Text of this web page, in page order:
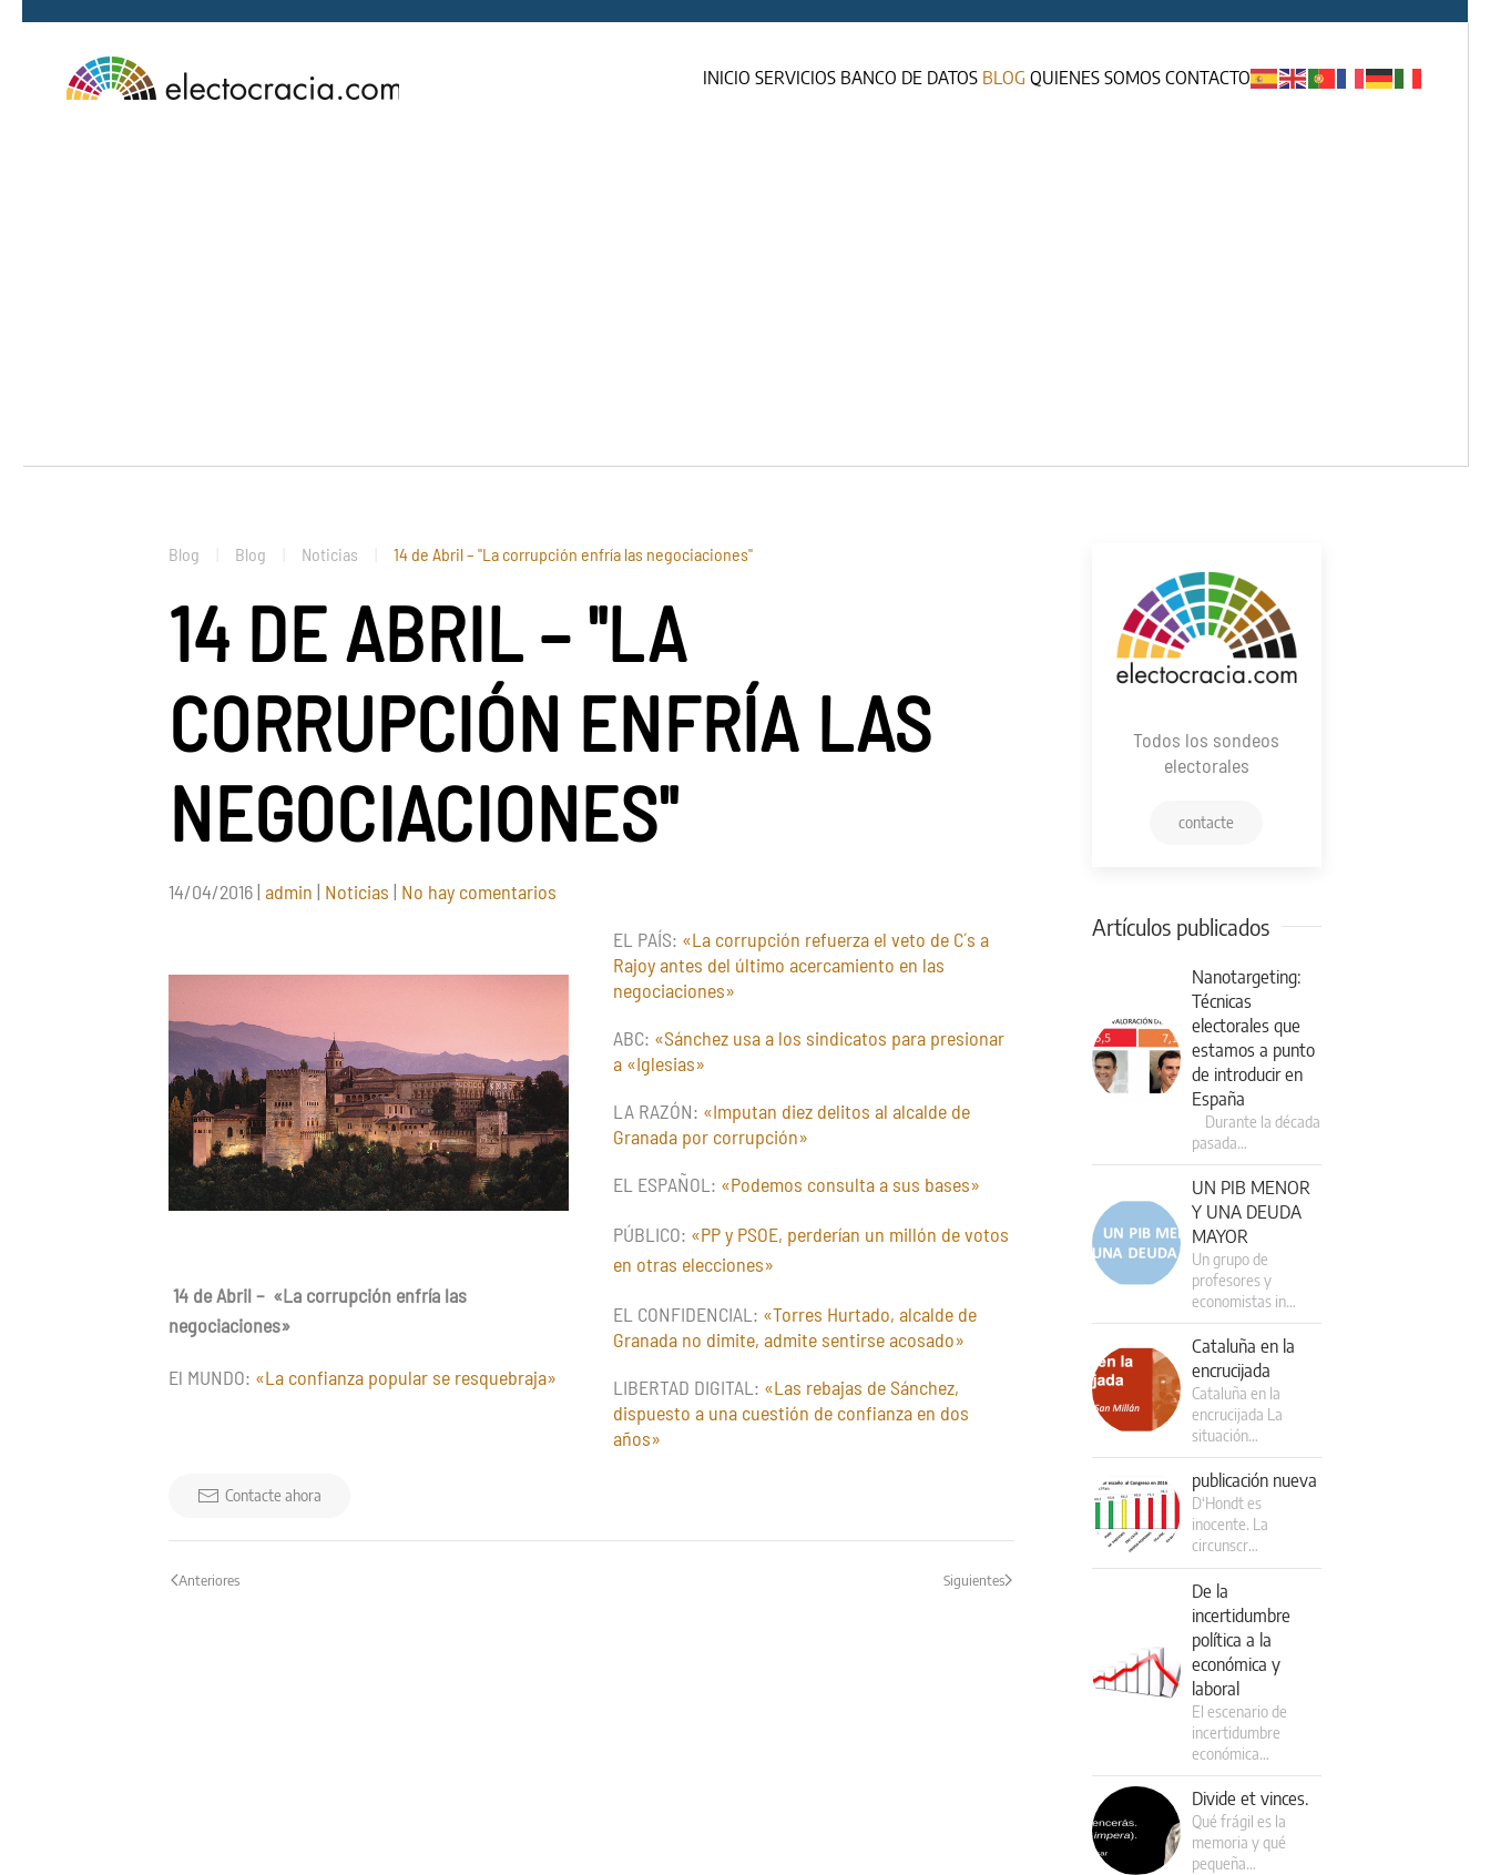
Ir al contenido principal
INICIO SERVICIOS BANCO DE DATOS BLOG QUIENES SOMOS CONTACTO
Blog Blog Noticias 14 de Abril – "La corrupción enfría las negociaciones"
14 DE ABRIL – "LA
CORRUPCIÓN ENFRÍA LAS
NEGOCIACIONES"
14/04/2016| admin | Noticias | No hay comentarios
corrupción
enfría
las
negociaciones"
14 de Abril – «La corrupción enfría las
negociaciones»
El MUNDO: «La confianza popular se resquebraja»
EL PAÍS: «La corrupción refuerza el veto de C´s a
Rajoy antes del último acercamiento en las
negociaciones»
ABC: «Sánchez usa a los sindicatos para presionar
a «Iglesias»
LA RAZÓN: «Imputan diez delitos al alcalde de
Granada por corrupción»
EL ESPAÑOL: «Podemos consulta a sus bases»
PÚBLICO: «PP y PSOE, perderían un millón de votos
en otras elecciones»
EL CONFIDENCIAL: «Torres Hurtado, alcalde de
Granada no dimite, admite sentirse acosado»
LIBERTAD DIGITAL: «Las rebajas de Sánchez,
dispuesto a una cuestión de confianza en dos
años»
Contacte ahora
Anteriores Siguientes
Todos los sondeos
electorales
contacte
Artículos publicados
Nanotargeting:
Técnicas
electorales que
estamos a punto
de introducir en
España
Durante la década
pasada…
UN PIB MENOR
Y UNA DEUDA
MAYOR
Un grupo de
profesores y
economistas in…
Cataluña en la
encrucijada
Cataluña en la
encrucijada La
situación…
publicación nueva
D‘Hondt es
inocente. La
circunscr…
De la
incertidumbre
política a la
económica y
laboral
El escenario de
incertidumbre
económica…
Divide et vinces.
Qué frágil es la
memoria y qué
pequeña…